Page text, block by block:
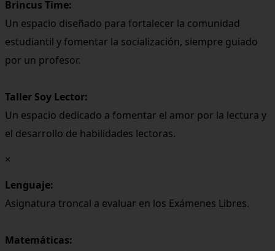
Brincus Time:
Un espacio diseñado para fortalecer la comunidad
estudiantil y fomentar la socialización, siempre guiado
por un profesor.
Taller Soy Lector:
Un espacio dedicado a fomentar el amor por la lectura y
el desarrollo de habilidades lectoras.
×
Lenguaje:
Asignatura troncal a evaluar en los Exámenes Libres.
Matemáticas: